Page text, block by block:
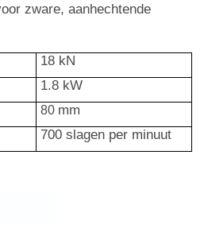
zware, aanhechtende
18 kN
1.8 kW
80 mm
700 slagen per minuut